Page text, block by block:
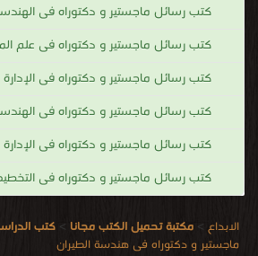
كتب رسائل ماجستير و دكتوراه فى
كتب رسائل ماجستير و دكتوراه فى علم
كتب رسائل ماجستير و دكتوراه فى الإدارة
كتب رسائل ماجستير و دكتوراه فى
كتب رسائل ماجستير و دكتوراه فى الإدارة
كتب رسائل ماجستير و دكتوراه فى
الابداع > مكتبة تحميل الكتب مجانا > كتب
ماجستير و دكتوراه فى هندسة الطيران